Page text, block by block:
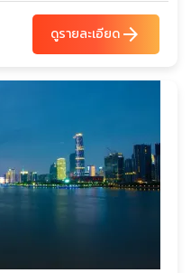
ดูรายละเอียดarrow_forward